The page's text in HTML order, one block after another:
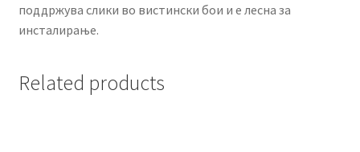
поддржува слики во вистински бои и е лесна за
инсталирање.
Related products